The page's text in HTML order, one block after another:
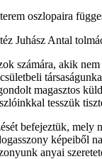
oszlopaira
Juhász Antal
számára, akik
magasztos
tesszük
befejeztük, mely
képeiből
anyai